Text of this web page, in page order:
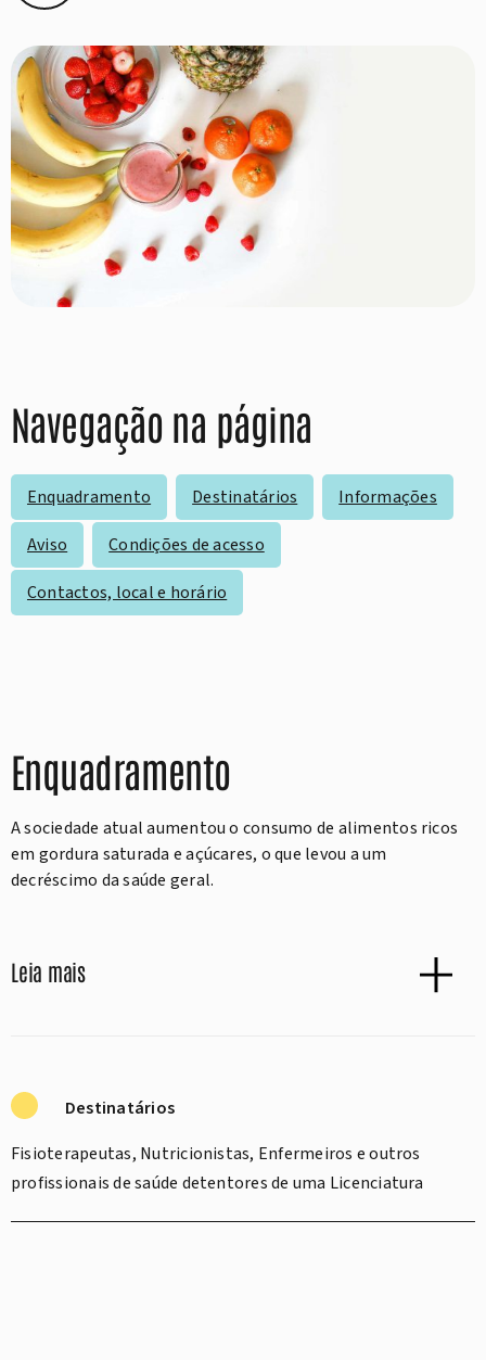
Navegação na página
Enquadramento Destinatários
Informações
Aviso
Condições de acesso
Contactos, local e horário
Enquadramento
A sociedade atual aumentou o consumo de alimentos ricos
em gordura saturada e açúcares, o que levou a um
decréscimo da saúde geral.
Leia mais
Destinatários
Fisioterapeutas, Nutricionistas, Enfermeiros e outros
profissionais de saúde detentores de uma Licenciatura